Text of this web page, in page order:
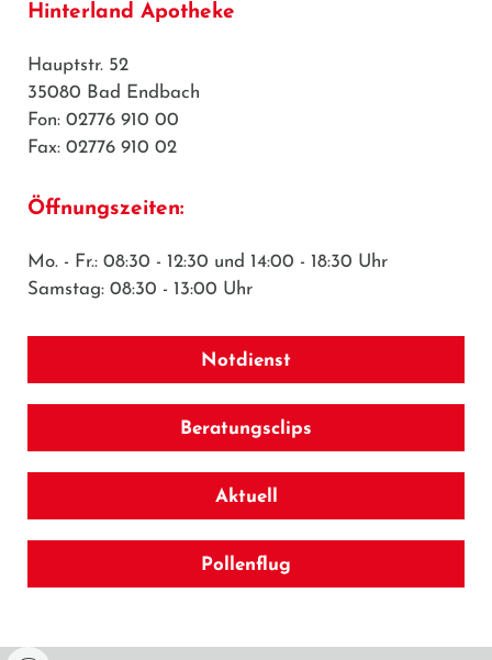
Hinterland Apotheke
Hauptstr. 52
35080 Bad Endbach
Fon: 02776 910 00
Fax: 02776 910 02
Öffnungszeiten:
Mo. - Fr.: 08:30 - 12:30 und 14:00 - 18:30 Uhr
Samstag: 08:30 - 13:00 Uhr
Notdienst
Beratungsclips
Aktuell
Pollenflug